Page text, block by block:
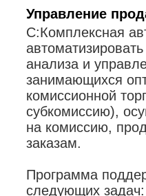
Управление
С:Комплексная
анализа и
занимающихся
комиссионной
субкомиссию),
на комиссию,
заказам.
Программа
следующих задач: